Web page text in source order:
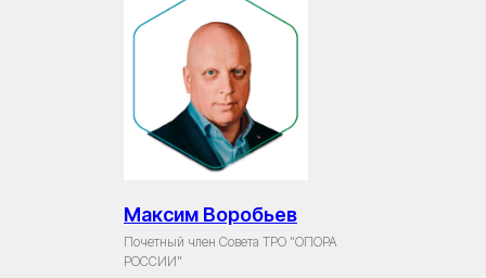
Максим Воробьев
Почетный член Совета ТРО "ОПОРА
РОССИИ"